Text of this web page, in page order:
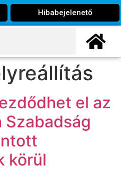
Hibabejelenető
el az
Szabadság
körül